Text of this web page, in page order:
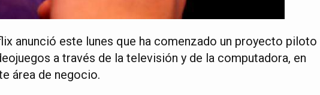
anunció este lunes que ha comenzado un proyecto piloto
a través de la televisión y de la computadora, en
área de negocio.